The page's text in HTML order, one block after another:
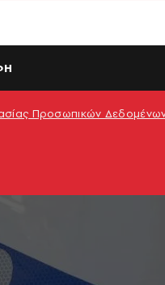
Προσωπικών